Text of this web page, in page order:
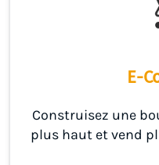
E-
Construisez une
plus haut et vend